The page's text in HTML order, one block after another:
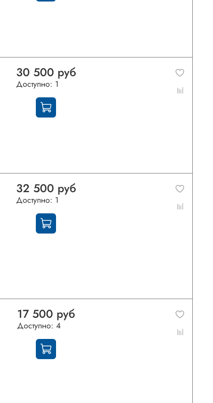
30 500 руб
Доступно: 1
32 500 руб
Доступно: 1
17 500 руб
Доступно: 4